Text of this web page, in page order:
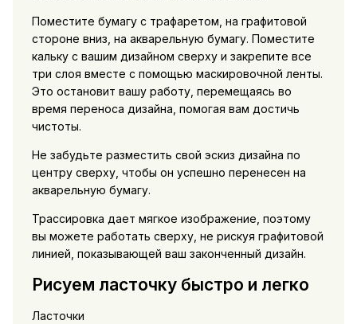
Поместите бумагу с трафаретом, на графитовой
стороне вниз, на акварельную бумагу. Поместите
кальку с вашим дизайном сверху и закрепите все
три слоя вместе с помощью маскировочной ленты.
Это остановит вашу работу, перемещаясь во
время переноса дизайна, помогая вам достичь
чистоты.
Не забудьте разместить свой эскиз дизайна по
центру сверху, чтобы он успешно перенесен на
акварельную бумагу.
Трассировка дает мягкое изображение, поэтому
вы можете работать сверху, не рискуя графитовой
линией, показывающей ваш законченный дизайн.
Рисуем ласточку быстро и легко
Ласточки